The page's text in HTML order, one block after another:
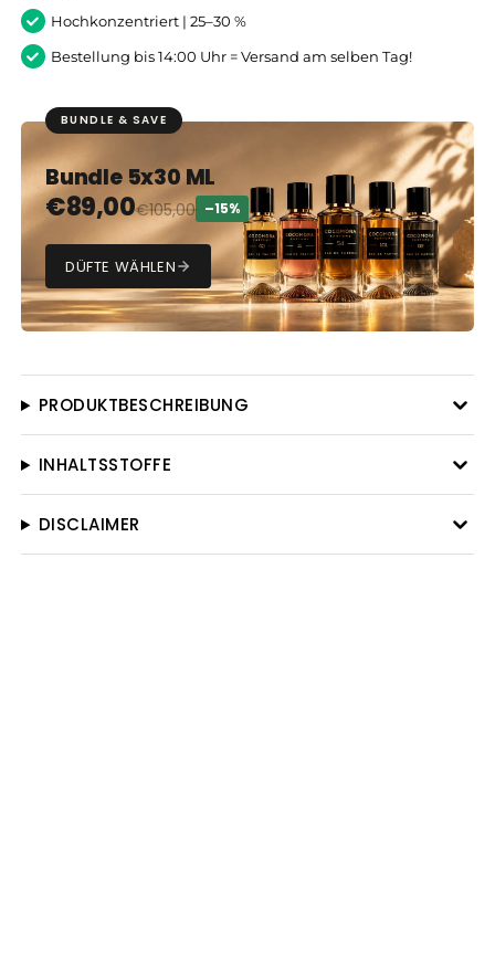
Hochkonzentriert | 25–30 %
Bestellung bis 14:00 Uhr = Versand am selben Tag!
BUNDLE & SAVE
Bundle 5x30 ML
€89,00€105,00 –15%
DÜFTE WÄHLEN
PRODUKTBESCHREIBUNG
INHALTSSTOFFE
DISCLAIMER